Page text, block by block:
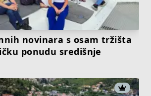
novinara s osam tržišta
ponudu središnje